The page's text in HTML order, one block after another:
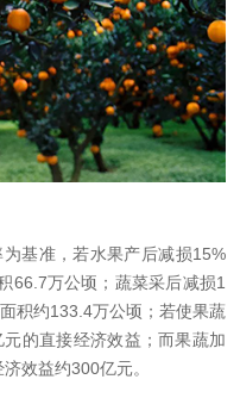
基准，若水果产后减损15%
66.7万公顷；蔬菜采后减损1
积约133.4万公顷；若使果蔬
的直接经济效益；而果蔬加
效益约300亿元。